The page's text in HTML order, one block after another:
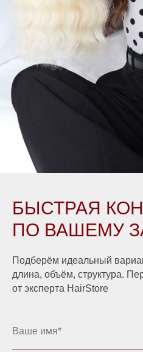
БЫСТРАЯ
ПО ВАШЕМУ
Подберём идеальный
длина, объём, структура.
от эксперта HairStore